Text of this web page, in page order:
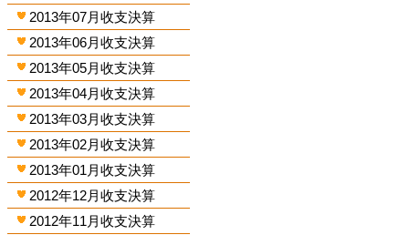
2013年07月收支決算
2013年06月收支決算
2013年05月收支決算
2013年04月收支決算
2013年03月收支決算
2013年02月收支決算
2013年01月收支決算
2012年12月收支決算
2012年11月收支決算